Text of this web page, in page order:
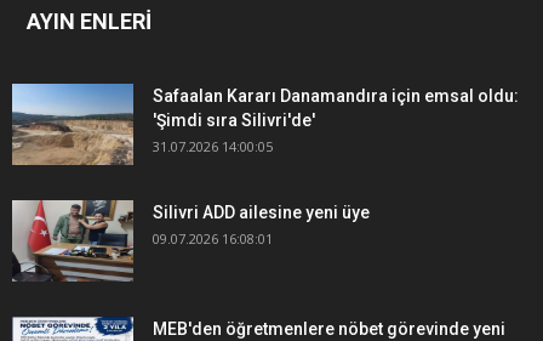
AYIN ENLERİ
Safaalan Kararı Danamandıra için emsal oldu:
'Şimdi sıra Silivri'de'
31.07.2026 14:00:05
Silivri ADD ailesine yeni üye
09.07.2026 16:08:01
MEB'den öğretmenlere nöbet görevinde yeni